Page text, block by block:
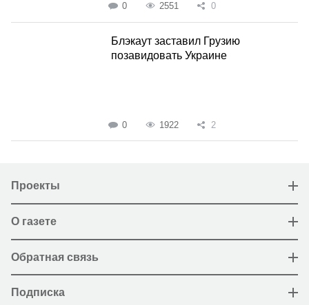
0 2551 0
Блэкаут заставил Грузию
позавидовать Украине
0 1922 2
Проекты
О газете
Обратная связь
Подписка